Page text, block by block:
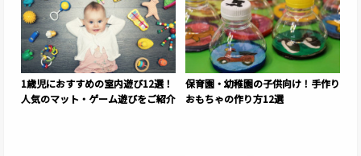
1歳児におすすめの室内遊び12選！
人気のマット・ゲーム遊びをご紹介
保育園・幼稚園の子供向け！手作り
おもちゃの作り方12選